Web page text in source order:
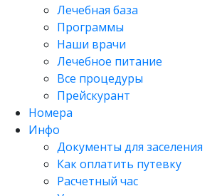
Лечебная база
Программы
Наши врачи
Лечебное питание
Все процедуры
Прейскурант
Номера
Инфо
Документы для заселения
Как оплатить путевку
Расчетный час